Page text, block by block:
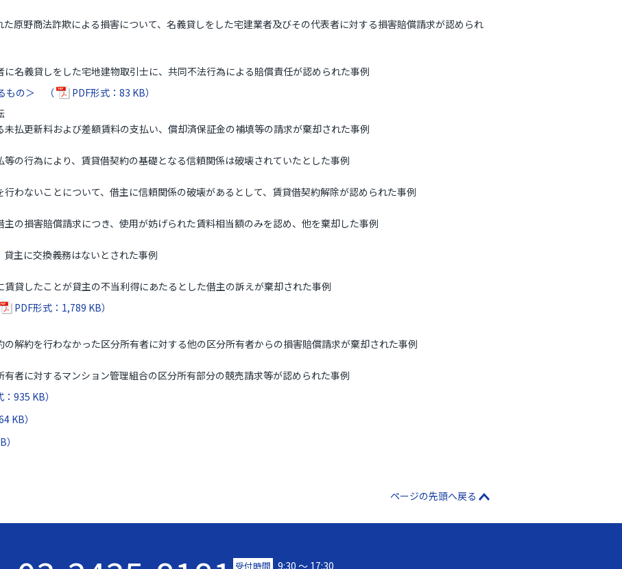
野商法詐欺による損害について、名義貸しをした宅建業者及びその代表者に対する損害賠償請求が認められ
義貸しをした宅地建物取引士に、共同不法行為による賠償責任が認められた事例
もの＞ （
PDF形式：83 KB）
更新料および差額賃料の支払い、償却済保証金の補填等の請求が棄却された事例
行為により、賃貸借契約の基礎となる信頼関係は破壊されていたとした事例
ないことについて、借主に信頼関係の破壊があるとして、賃貸借契約解除が認められた事例
損害賠償請求につき、使用が妨げられた賃料相当額のみを認め、他を棄却した事例
主に交換義務はないとされた事例
したことが貸主の不当利得にあたるとした借主の訴えが棄却された事例
PDF形式：1,789 KB）
約を行わなかった区分所有者に対する他の区分所有者からの損害賠償請求が棄却された事例
に対するマンション管理組合の区分所有部分の競売請求等が認められた事例
935 KB）
KB）
ページの先頭へ戻る
受付時間 9:30 〜 17:30